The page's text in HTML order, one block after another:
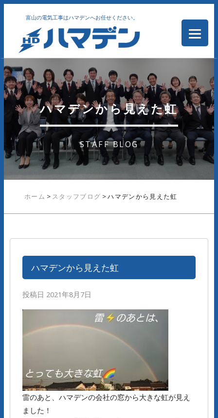
富山の電気工事はハマデンへお任せください。
ハマデンから見えた虹
STAFF BLOG
ホーム > スタッフブログ >ハマデンから見えた虹
ハマデンから見えた虹
投稿日 2021年8月7日
雷のあと、ハマデンの会社の窓から大きな虹が見え
ました！